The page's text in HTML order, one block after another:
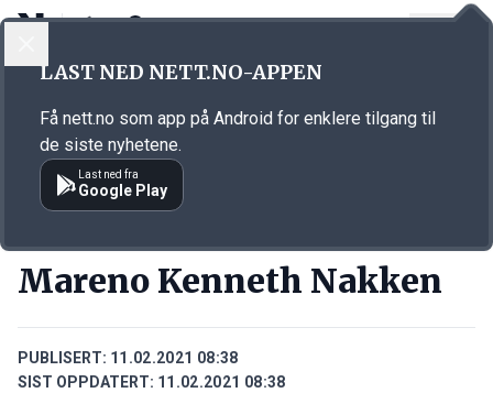
Annonsørinnhold
Mareno Kenneth Nakken
PUBLISERT: 11.02.2021 08:38
SIST OPPDATERT: 11.02.2021 08:38
LAST NED NETT.NO-APPEN
Få nett.no som app på Android for enklere tilgang til
de siste nyhetene.
Last ned fra
Google Play